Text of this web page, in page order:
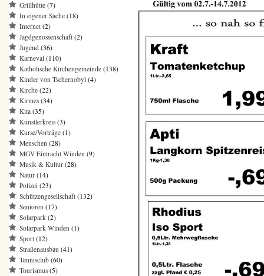
Grillhütte (7)
In eigener Sache (18)
Internet (2)
Jagdgenossenschaft (2)
Jugend (36)
Karneval (110)
Katholische Kirchengemeinde (138)
Kinder von Tschernobyl (4)
Kirche (22)
Kirmes (34)
Kita (35)
Künstlerkreis (3)
Kurse/Vorträge (1)
Menschen (28)
MGV Eintracht Winden (9)
Musik & Kultur (28)
Natur (14)
Polizei (23)
Schützengesellschaft (132)
Senioren (17)
Solarpark (2)
Solarpark Winden (1)
Sport (12)
Straßenausbau (41)
Tennisclub (60)
Tourismus (5)